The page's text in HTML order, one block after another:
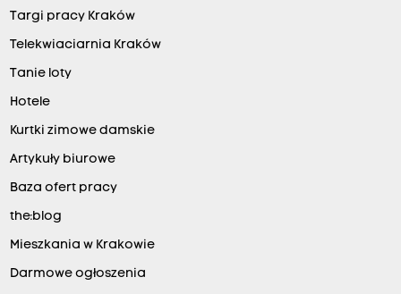
Targi pracy Kraków
Telekwiaciarnia Kraków
Tanie loty
Hotele
Kurtki zimowe damskie
Artykuły biurowe
Baza ofert pracy
the:blog
Mieszkania w Krakowie
Darmowe ogłoszenia